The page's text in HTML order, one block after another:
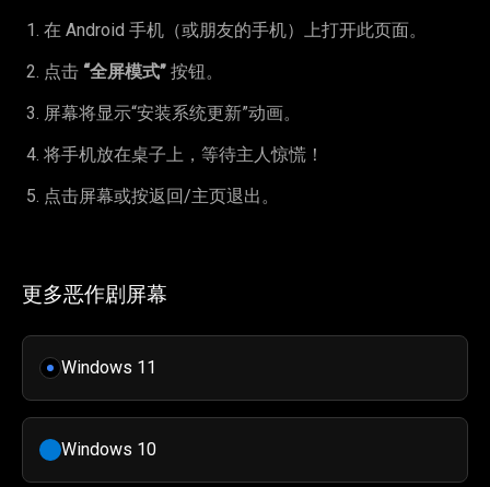
在 Android 手机（或朋友的手机）上打开此页面。
点击 “全屏模式” 按钮。
屏幕将显示“安装系统更新”动画。
将手机放在桌子上，等待主人惊慌！
点击屏幕或按返回/主页退出。
更多恶作剧屏幕
Windows 11
Windows 10